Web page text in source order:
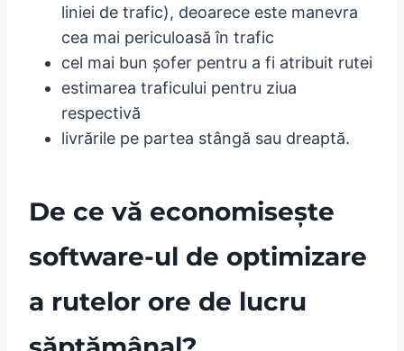
liniei de trafic), deoarece este manevra
cea mai periculoasă în trafic
cel mai bun șofer pentru a fi atribuit rutei
estimarea traficului pentru ziua
respectivă
livrările pe partea stângă sau dreaptă.
De ce vă economisește
software-ul de optimizare
a rutelor ore de lucru